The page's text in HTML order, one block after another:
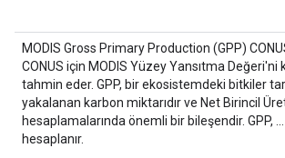
MODIS Gross Primary Production (GPP)
CONUS için MODIS Yüzey Yansıtma Değeri'ni
tahmin eder. GPP, bir ekosistemdeki bitkiler
yakalanan karbon miktarıdır ve Net Birincil
hesaplamalarında önemli bir bileşendir. GPP,
hesaplanır.